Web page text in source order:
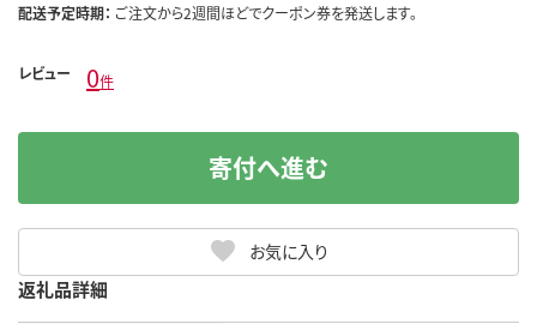
配送予定時期： ご注文から2週間ほどでクーポン券を発送します。
レビュー 0件
お気に入り
寄付へ進む
返礼品詳細